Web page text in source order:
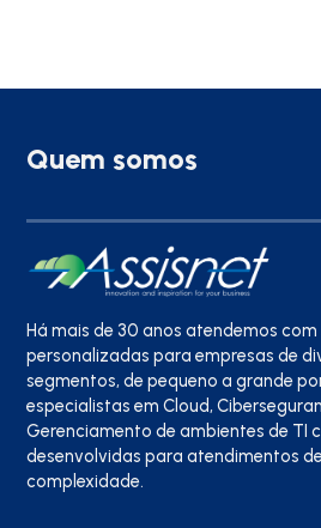
Quem somos
Há mais de 30 anos atendemos com
personalizadas para empresas de
segmentos, de pequeno a grande
especialistas em Cloud,
Gerenciamento de ambientes de TI
desenvolvidas para atendimentos
complexidade.